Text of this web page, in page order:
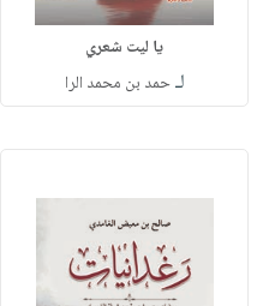
يا ليت شعري
لـحمد بن محمد الرا